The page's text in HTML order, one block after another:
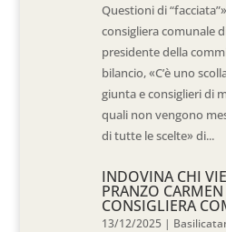
Questioni di
consigliera comunale
presidente della
bilancio, «C’è uno
giunta e consiglieri di
quali non vengono
di tutte le scelte» di...
INDOVINA CHI
PRANZO
CONSIGLIERA
13/12/2025 |